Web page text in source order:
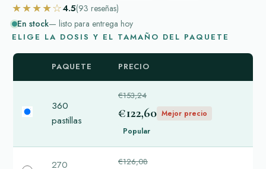
★★★★☆4.5(93 reseñas)
En stock— listo para entrega hoy
ELIGE LA DOSIS Y EL TAMAÑO DEL PAQUETE
PAQUETE PRECIO
360
pastillas
€153,24
€122,60 Mejor precio
Popular
270
€126,08